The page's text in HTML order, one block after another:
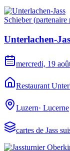
Schieber (partenaire
Unterlachen-
mercredi, 19
Restaurant
Luzern· Lucerne
cartes de Jass